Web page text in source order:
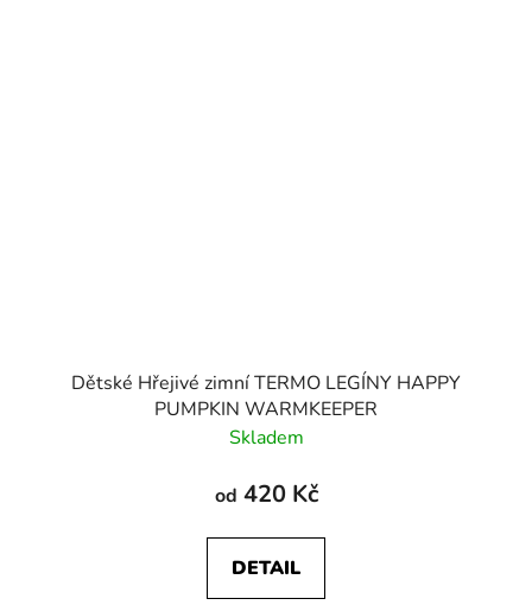
Dětské Hřejivé zimní TERMO LEGÍNY HAPPY
PUMPKIN WARMKEEPER
Skladem
od 420 Kč
DETAIL